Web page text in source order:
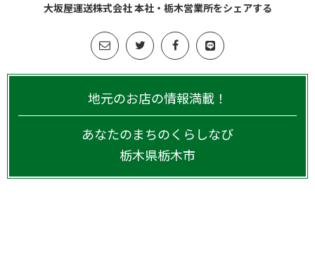
大坂屋運送株式会社 本社・栃木営業所をシェアする
地元のお店の情報満載！
あなたのまちのくらしなび
栃木県栃木市